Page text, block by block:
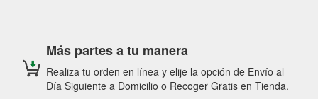
Más partes a tu manera
Realiza tu orden en línea y elije la opción de Envío al
Día Siguiente a Domicilio o Recoger Gratis en Tienda.